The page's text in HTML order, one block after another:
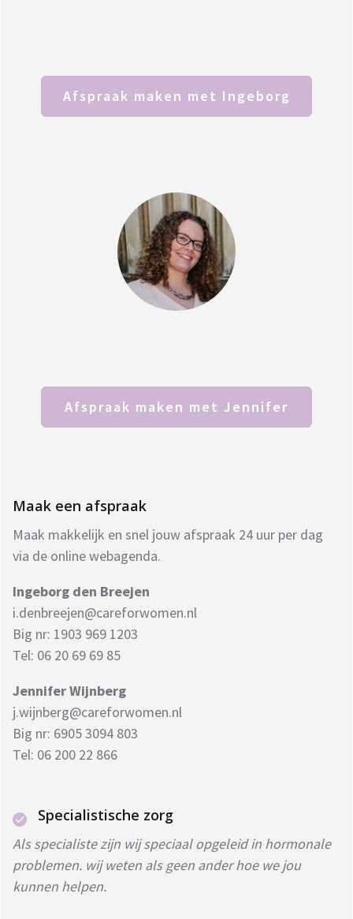
Afspraak maken met Ingeborg
Afspraak maken met Jennifer
Maak een afspraak
Maak makkelijk en snel jouw afspraak 24 uur per dag
via de online webagenda.
Ingeborg den Breejen
i.denbreejen@careforwomen.nl
Big nr: 1903 969 1203
Tel: 06 20 69 69 85
Jennifer Wijnberg
j.wijnberg@careforwomen.nl
Big nr: 6905 3094 803
Tel: 06 200 22 866
Specialistische zorg
Als specialiste zijn wij speciaal opgeleid in hormonale
problemen. wij weten als geen ander hoe we jou
kunnen helpen.